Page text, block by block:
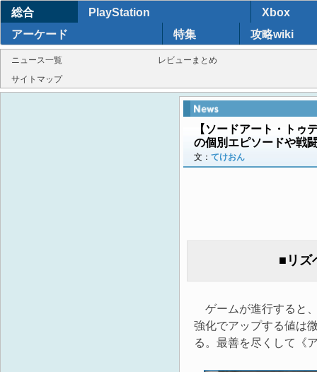
総合 PlayStation
Xbox
アーケード
特集 攻略wiki
ニュース一覧
レビューまとめ
サイトマップ
【ソードアート・トゥ
の個別エピソードや戦
文： てけおん
■リズ
ゲームが進行すると
強化でアップする値は
る。最善を尽くして《